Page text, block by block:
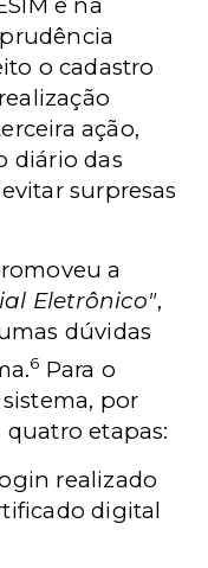
o cadastro
ação,
diário das
surpresas
a
Eletrônico",
dúvidas
6 Para o
por
etapas:
realizado
digital